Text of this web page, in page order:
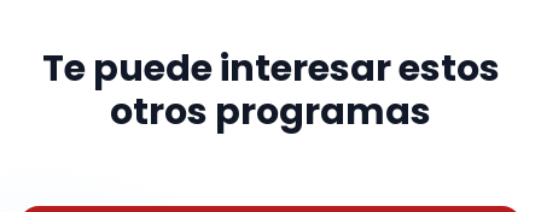
Te puede interesar estos
otros programas